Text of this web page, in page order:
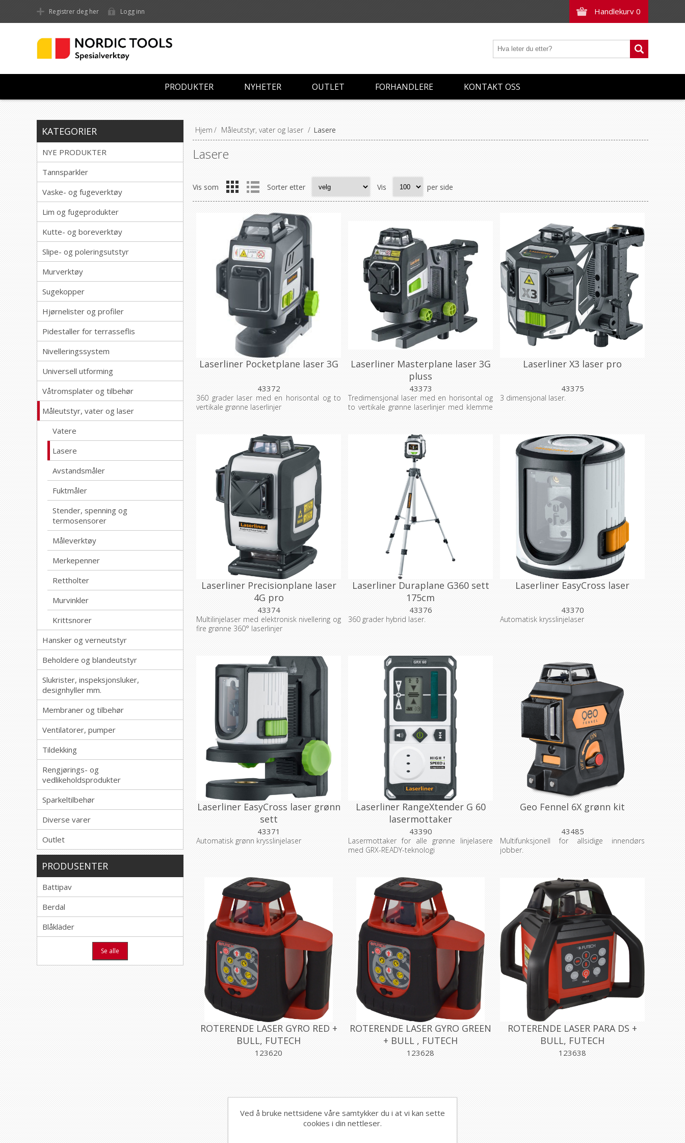
Handlekurv 0
Registrer deg her Logg inn
PRODUKTER NYHETER OUTLET FORHANDLERE KONTAKT OSS
Hjem / Måleutstyr, vater og laser / Lasere
Lasere
Vis som Sorter etter Vis per side
Laserliner Pocketplane laser 3G
43372
360 grader laser med en horisontal og to
vertikale grønne laserlinjer
Laserliner Masterplane laser 3G
pluss
43373
Tredimensjonal laser med en horisontal og
to vertikale grønne laserlinjer med klemme
Laserliner X3 laser pro
43375
3 dimensjonal laser.
Laserliner Precisionplane laser
4G pro
43374
Multilinjelaser med elektronisk nivellering og
fire grønne 360° laserlinjer
Laserliner Duraplane G360 sett
175cm
43376
360 grader hybrid laser.
Laserliner EasyCross laser
43370
Automatisk krysslinjelaser
Laserliner EasyCross laser grønn
sett
43371
Automatisk grønn krysslinjelaser
Laserliner RangeXtender G 60
lasermottaker
43390
Lasermottaker for alle grønne linjelasere
med GRX-READY-teknologi
Geo Fennel 6X grønn kit
43485
Multifunksjonell for allsidige innendørs
jobber.
ROTERENDE LASER GYRO RED +
BULL, FUTECH
123620
ROTERENDE LASER GYRO GREEN
+ BULL , FUTECH
123628
ROTERENDE LASER PARA DS +
BULL, FUTECH
123638
KATEGORIER
NYE PRODUKTER
Tannsparkler
Vaske- og fugeverktøy
Lim og fugeprodukter
Kutte- og boreverktøy
Slipe- og poleringsutstyr
Murverktøy
Sugekopper
Hjørnelister og profiler
Pidestaller for terrasseflis
Nivelleringssystem
Universell utforming
Våtromsplater og tilbehør
Måleutstyr, vater og laser
Vatere
Lasere
Avstandsmåler
Fuktmåler
Stender, spenning og
termosensorer
Måleverktøy
Merkepenner
Rettholter
Murvinkler
Krittsnorer
Hansker og verneutstyr
Beholdere og blandeutstyr
Slukrister, inspeksjonsluker,
designhyller mm.
Membraner og tilbehør
Ventilatorer, pumper
Tildekking
Rengjørings- og
vedlikeholdsprodukter
Sparkeltilbehør
Diverse varer
Outlet
PRODUSENTER
Battipav
Berdal
Blåkläder
Se alle
Ved å bruke nettsidene våre samtykker du i at vi kan sette
cookies i din nettleser.